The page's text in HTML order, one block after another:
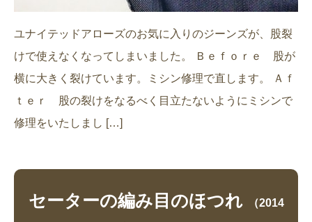
ユナイテッドアローズのお気に入りのジーンズが、股裂
けで使えなくなってしまいました。 Ｂｅｆｏｒｅ 股が
横に大きく裂けています。ミシン修理で直します。 Ａｆ
ｔｅｒ 股の裂けをなるべく目立たないようにミシンで
修理をいたしまし […]
セーターの編み目のほつれ （2014